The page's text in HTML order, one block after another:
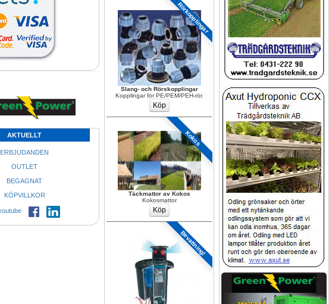
Rörkopplingar
Slang- och Rörskopplingar
Kopplingar för PE/PEM/PEH-rör.
Kokos
Täckmattor av Kokos
Kokosmattor
Bevattning!
AKTUELLT
ERBJUDANDEN
OUTLET
BEGAGNAT
KÖPVILLKOR